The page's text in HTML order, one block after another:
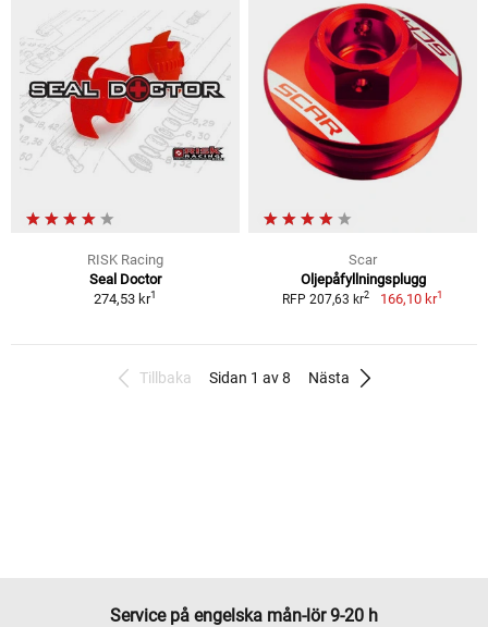
RISK Racing
Seal Doctor
274,53 kr1
Scar
Oljepåfyllningsplugg
RFP 207,63 kr2 166,10 kr1
Tillbaka Sidan 1 av 8 Nästa
Service på engelska mån-lör 9-20 h